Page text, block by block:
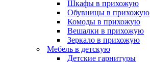
Шкафы в прихожую
Обувницы в прихожую
Комоды в прихожую
Вешалки в прихожую
Зеркало в прихожую
Мебель в детскую
Детские гарнитуры